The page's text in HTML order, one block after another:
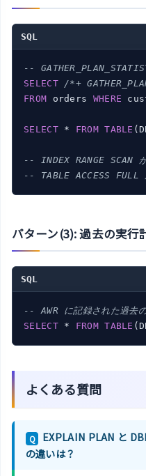
SQL
--
SELECT
/*+
FROM orders WHERE
SELECT * FROM TABLE
-- INDEX RANGE SCAN
-- TABLE ACCESS FULL
パターン(3): 過去の実行
SQL
-- AWR に記録された過
SELECT * FROM TABLE
よくある質問
Q
EXPLAIN PLAN と
の違いは？